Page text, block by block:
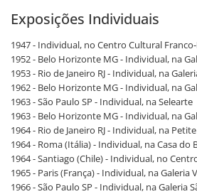
Exposições Individuais
1947 - Individual, no Centro Cultural
1952 - Belo Horizonte MG - Individual, na
1953 - Rio de Janeiro RJ - Individual, na
1962 - Belo Horizonte MG - Individual, na
1963 - São Paulo SP - Individual, na Selearte
1963 - Belo Horizonte MG - Individual, na
1964 - Rio de Janeiro RJ - Individual, na
1964 - Roma (Itália) - Individual, na Casa do
1964 - Santiago (Chile) - Individual, no
1965 - Paris (França) - Individual, na Galeria
1966 - São Paulo SP - Individual, na Galeria